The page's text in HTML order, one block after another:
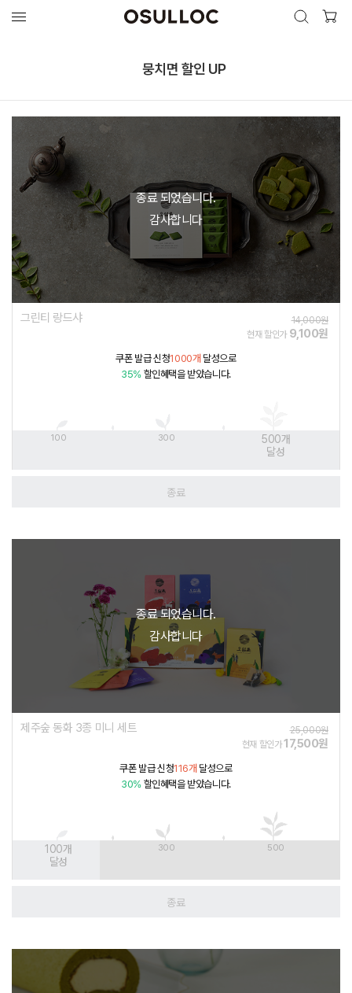
검색 열기
인기 검색어 최근 검색어
뭉치면 할인 UP
종료 되었습니다.
감사합니다
그린티 랑드샤
14,000원
현재 할인가 9,100원
쿠폰 발급 신청1000개달성으로
35%할인혜택을 받았습니다.
100 300 500개
달성
종료
종료 되었습니다.
감사합니다
제주숲 동화 3종 미니 세트
25,000원
현재 할인가17,500원
쿠폰 발급 신청116개 달성으로
30%할인혜택을 받았습니다.
100개
달성
300 500
종료